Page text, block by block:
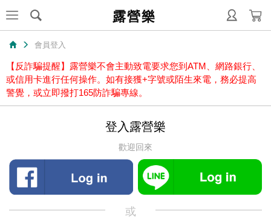
露營樂
會員登入
【反詐騙提醒】露營樂不會主動致電要求您到ATM、網路銀行、
或信用卡進行任何操作。如有接獲+字號或陌生來電，務必提高
警覺，或立即撥打165防詐騙專線。
登入露營樂
歡迎回來
或